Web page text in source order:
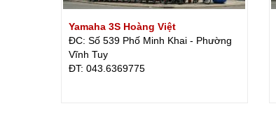
Yamaha 3S Hoàng Việt
ĐC: Số 539 Phố Minh Khai - Phường
Vĩnh Tuy
ÐT: 043.6369775